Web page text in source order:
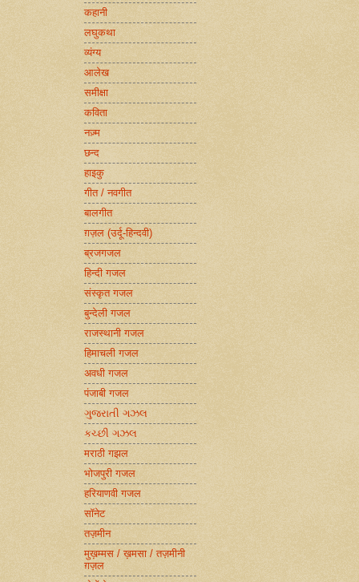
कहानी
लघुकथा
व्यंग्य
आलेख
समीक्षा
कविता
नज़्म
छन्द
हाइकु
गीत / नवगीत
बालगीत
ग़ज़ल (उर्दू-हिन्दवी)
ब्रजगजल
हिन्दी गजल
संस्कृत गजल
बुन्देली गजल
राजस्थानी गजल
हिमाचली गजल
अवधी गजल
पंजाबी गजल
ગુજરાતી ગઝલ
કચ્છી ગઝલ
मराठी गझल
भोजपुरी गजल
हरियाणवी गजल
सॉनेट
तज़मीन
मुख़म्मस / ख़मसा / तज़मीनी
ग़ज़ल